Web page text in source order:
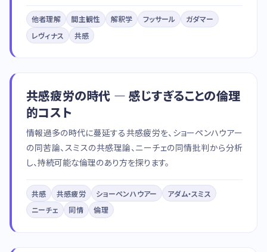
他者理解 間主観性 解釈学 フッサール
ガダマー
レヴィナス
共感
共感疲労の時代 — 感じすぎることの倫理
的コスト
情報過多の時代に蔓延する共感疲労を、ショーペンハウアー
の同苦論、スミスの共感理論、ニーチェの同情批判から分析
し、持続可能な倫理のあり方を探ります。
共感 共感疲労 ショーペンハウアー
アダム・スミス
ニーチェ
同情 倫理